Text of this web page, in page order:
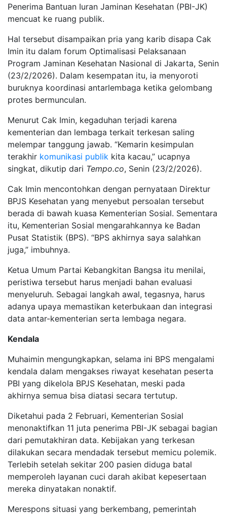
Penerima Bantuan Iuran Jaminan Kesehatan (PBI-JK)
mencuat ke ruang publik.
Hal tersebut disampaikan pria yang karib disapa Cak
Imin itu dalam forum Optimalisasi Pelaksanaan
Program Jaminan Kesehatan Nasional di Jakarta, Senin
(23/2/2026). Dalam kesempatan itu, ia menyoroti
buruknya koordinasi antarlembaga ketika gelombang
protes bermunculan.
Menurut Cak Imin, kegaduhan terjadi karena
kementerian dan lembaga terkait terkesan saling
melempar tanggung jawab. “Kemarin kesimpulan
terakhir komunikasi publik kita kacau,” ucapnya
singkat, dikutip dari Tempo.co, Senin (23/2/2026).
Cak Imin mencontohkan dengan pernyataan Direktur
BPJS Kesehatan yang menyebut persoalan tersebut
berada di bawah kuasa Kementerian Sosial. Sementara
itu, Kementerian Sosial mengarahkannya ke Badan
Pusat Statistik (BPS). “BPS akhirnya saya salahkan
juga,” imbuhnya.
Ketua Umum Partai Kebangkitan Bangsa itu menilai,
peristiwa tersebut harus menjadi bahan evaluasi
menyeluruh. Sebagai langkah awal, tegasnya, harus
adanya upaya memastikan keterbukaan dan integrasi
data antar-kementerian serta lembaga negara.
Kendala
Muhaimin mengungkapkan, selama ini BPS mengalami
kendala dalam mengakses riwayat kesehatan peserta
PBI yang dikelola BPJS Kesehatan, meski pada
akhirnya semua bisa diatasi secara tertutup.
Diketahui pada 2 Februari, Kementerian Sosial
menonaktifkan 11 juta penerima PBI-JK sebagai bagian
dari pemutakhiran data. Kebijakan yang terkesan
dilakukan secara mendadak tersebut memicu polemik.
Terlebih setelah sekitar 200 pasien diduga batal
memperoleh layanan cuci darah akibat kepesertaan
mereka dinyatakan nonaktif.
Merespons situasi yang berkembang, pemerintah